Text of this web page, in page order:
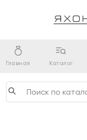
Главная Каталог